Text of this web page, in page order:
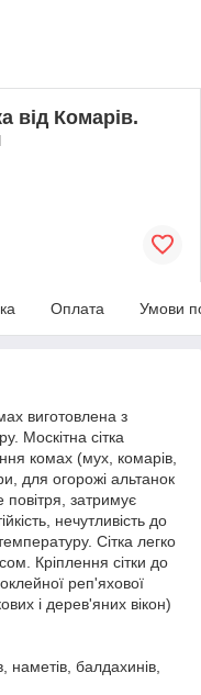
від Комарів.
Оплата Умови
виготовлена з
Москітна сітка
комах (мух, комарів,
для огорожі альтанок
повітря, затримує
нечутливість до
Сітка легко
Кріплення сітки до
реп'яхової
і дерев'яних вікон)
наметів, балдахинів,